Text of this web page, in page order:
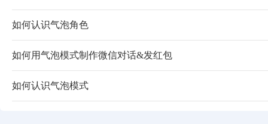
如何认识气泡角色
如何用气泡模式制作微信对话&发红包
如何认识气泡模式